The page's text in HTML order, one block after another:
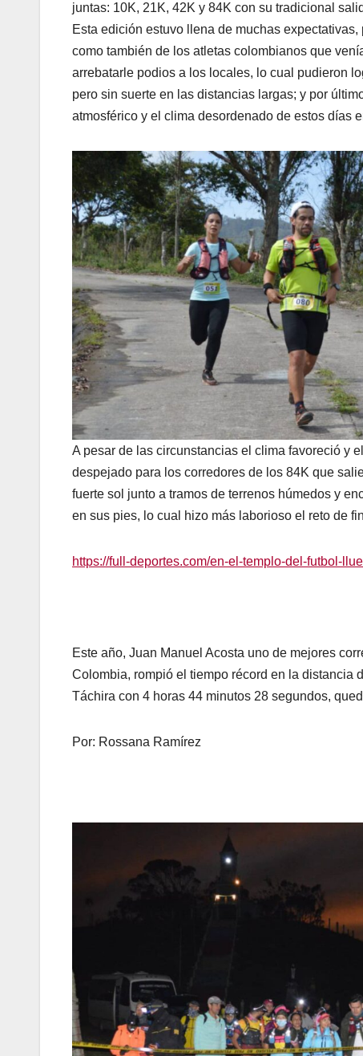
juntas: 10K, 21K, 42K y 84K con su tradicional
Esta edición estuvo llena de muchas
como también de los atletas colombianos que
arrebatarle podios a los locales, lo cual pudieron
pero sin suerte en las distancias largas; y por
atmosférico y el clima desordenado de estos días
A pesar de las circunstancias el clima favoreció y
despejado para los corredores de los 84K que
fuerte sol junto a tramos de terrenos húmedos y
en sus pies, lo cual hizo más laborioso el reto de
https://full-deportes.com/en-el-templo-del-futbol-
Este año, Juan Manuel Acosta uno de mejores
Colombia, rompió el tiempo récord en la distancia
Táchira con 4 horas 44 minutos 28 segundos,
Por: Rossana Ramírez